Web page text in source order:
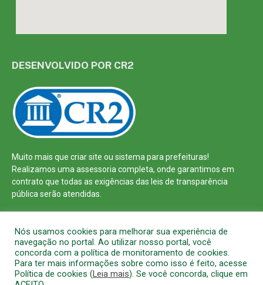
DESENVOLVIDO POR CR2
Muito mais que criar site ou sistema para prefeituras!
Realizamos uma assessoria completa, onde garantimos em
contrato que todas as exigências das leis de transparência
pública serão atendidas.
Todos os direitos reservados a Prefeitura Municipal de Barcarena
Nós usamos cookies para melhorar sua experiência de
navegação no portal. Ao utilizar nosso portal, você
concorda com a política de monitoramento de cookies.
Para ter mais informações sobre como isso é feito, acesse
Política de cookies (Leia mais). Se você concorda, clique em